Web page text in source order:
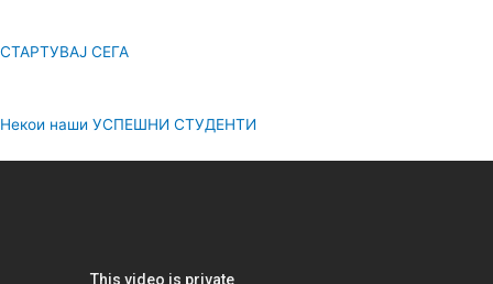
СТАРТУВАЈ СЕГА
Некои наши УСПЕШНИ СТУДЕНТИ